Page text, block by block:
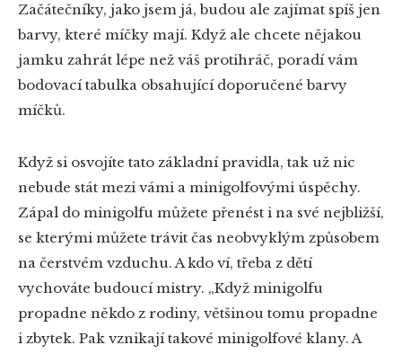
Začátečníky, jako jsem já, budou ale zajímat spíš jen
barvy, které míčky mají. Když ale chcete nějakou
jamku zahrát lépe než váš protihráč, poradí vám
bodovací tabulka obsahující doporučené barvy
míčků.
Když si osvojíte tato základní pravidla, tak už nic
nebude stát mezi vámi a minigolfovými úspěchy.
Zápal do minigolfu můžete přenést i na své nejbližší,
se kterými můžete trávit čas neobvyklým způsobem
na čerstvém vzduchu. A kdo ví, třeba z dětí
vychováte budoucí mistry. „Když minigolfu
propadne někdo z rodiny, většinou tomu propadne
i zbytek. Pak vznikají takové minigolfové klany. A